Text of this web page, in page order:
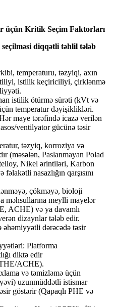
üçün Kritik Seçim Faktorları
diqqətli təhlil tələb
temperaturu, təzyiqi, axın
istilik keçiriciliyi, çirklənmə
istilik ötürmə sürəti (kVt və
temperatur dəyişiklikləri.
maye tərəfində icazə verilən
ventilyator gücünə təsir
təzyiq, korroziya və
(məsələn, Paslanmayan Polad
Nikel ərintiləri, Karbon
nasazlığın qarşısını
çökməyə, bioloji
məhsullarına meylli mayelər
ACHE) və ya davamlı
dizaynlar tələb edir.
dərəcədə təsir
Platforma
diktə edir
ACHE).
və təmizləmə üçün
uzunmüddətli istismar
göstərir (Qapaqlı PHE və